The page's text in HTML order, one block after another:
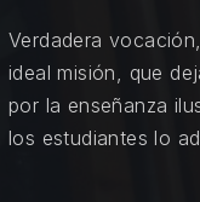
Verdadera
ideal misión, que
por la enseñanza
los estudiantes lo